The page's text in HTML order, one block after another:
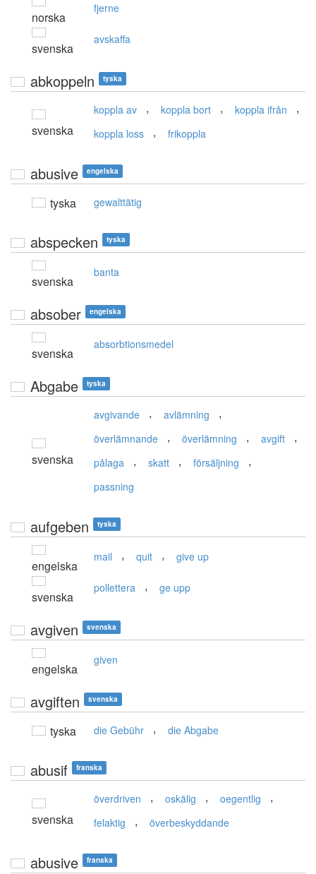
norska
fjerne
svenska
avskaffa
abkoppeln tyska
svenska
koppla av , koppla bort , koppla ifrån ,
koppla loss , frikoppla
abusive engelska
tyska gewalttätig
abspecken tyska
svenska
banta
absober engelska
svenska
absorbtionsmedel
Abgabe tyska
svenska
avgivande , avlämning ,
överlämnande , överlämning , avgift ,
pålaga , skatt , försäljning ,
passning
aufgeben tyska
engelska
mail , quit , give up
svenska
pollettera , ge upp
avgiven svenska
engelska
given
avgiften svenska
tyska die Gebühr , die Abgabe
abusif franska
svenska
överdriven , oskälig , oegentlig ,
felaktig , överbeskyddande
abusive franska